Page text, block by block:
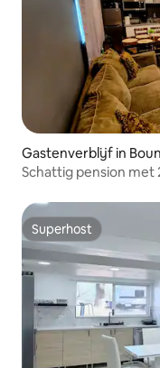
Gastenverblijf in
Schattig pension met
Superhost
Superhost